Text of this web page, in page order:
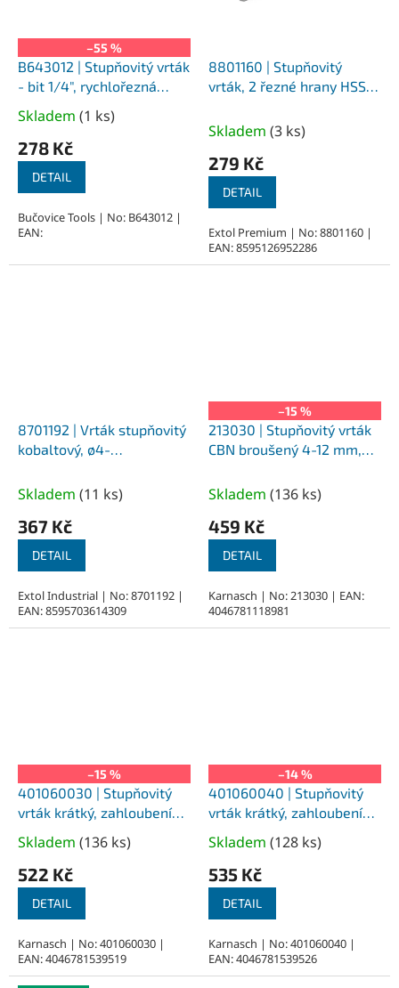
–55 %
B643012 | Stupňovitý vrták
- bit 1/4", rychlořezná
Průměrné
hodnocení
produktu
5,0
z
5
Skladem (1 ks)
278 Kč
DETAIL
Bučovice Tools | No: B643012 |
EAN:
8801160 | Stupňovitý
vrták, 2 řezné hrany HSS,
mm
Skladem (3 ks)
279 Kč
DETAIL
Extol Premium | No: 8801160 |
EAN: 8595126952286
8701192 | Vrták stupňovitý
kobaltový, ø4-
povlakovaný TiAlN
Skladem (11 ks)
367 Kč
DETAIL
Extol Industrial | No: 8701192 |
EAN: 8595703614309
–15 %
213030 | Stupňovitý vrták
CBN broušený 4-12 mm,
Skladem (136 ks)
459 Kč
DETAIL
Karnasch | No: 213030 | EAN:
4046781118981
–15 %
401060030 | Stupňovitý
vrták krátký, zahloubení
90°, pro díru na závit M3
Průměrné
hodnocení
produktu
5,0
z
5
hvězdiček.
Skladem (136 ks)
522 Kč
DETAIL
Karnasch | No: 401060030 |
EAN: 4046781539519
–14 %
401060040 | Stupňovitý
vrták krátký, zahloubení
90°, pro díru na závit M4
Průměrné
hodnocení
produktu
5,0
z
5
hvězdiček.
Skladem (128 ks)
535 Kč
DETAIL
Karnasch | No: 401060040 |
EAN: 4046781539526